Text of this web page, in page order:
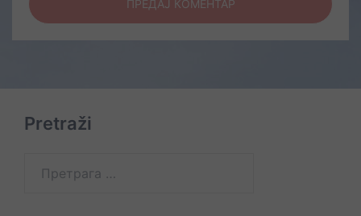
Pretraži